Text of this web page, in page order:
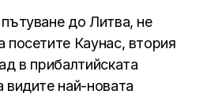
до Литва, не
посетите Каунас, втория
в прибалтийската
най-новата